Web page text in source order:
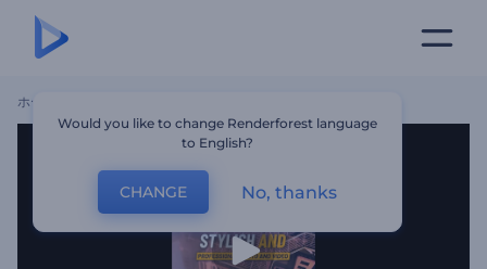
ホーム
Would you like to change Renderforest language
to English?
CHANGE No, thanks